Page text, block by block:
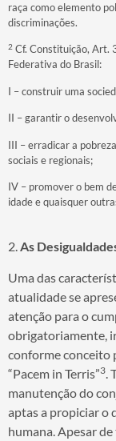
raça como elemento
discriminações.
2 Cf. Constituição, Art.
Federativa do Brasil:
I – construir uma
II – garantir o
III – erradicar a
sociais e regionais;
IV – promover o bem
idade e quaisquer
2.As
Uma das
atualidade se
atenção para o
obrigatoriamente,
conforme conceito
“Pacem in Terris”3.
manutenção do
aptas a propiciar o
humana. Apesar